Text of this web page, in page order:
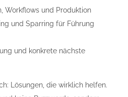
Workflows und Produktion
und Sparring für Führung
und konkrete nächste
Lösungen, die wirklich helfen.